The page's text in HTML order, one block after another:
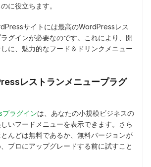
に役立ちます。
サイトには最高のWordPressレス
ラグインが必要なのです。これにより、開
に、魅力的なフード＆ドリンクメニュー
レストランメニュープラグ
ラグインは、あなたの小規模ビジネスの
いフードメニューを表示できます。さら
んどは無料であるか、無料バージョンが
プロにアップグレードする前に試すこと